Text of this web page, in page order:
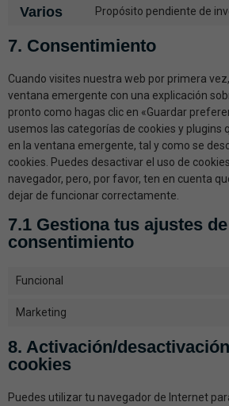
Varios Propósito pendiente de
7. Consentimiento
Cuando visites nuestra web por primera
ventana emergente con una explicación
pronto como hagas clic en «Guardar
usemos las categorías de cookies y plugins
en la ventana emergente, tal y como se
cookies. Puedes desactivar el uso de
navegador, pero, por favor, ten en cuenta
dejar de funcionar correctamente.
7.1 Gestiona tus ajustes de
consentimiento
Funcional
Marketing
8. Activación/
cookies
Puedes utilizar tu navegador de Internet